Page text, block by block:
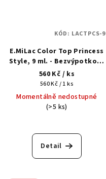
E.MiLac Color Top Princess
Style, 9 ml. - Bezvýpotkový
barevný top
560 Kč / ks
Měrná
cena:
560 Kč / 1 ks
Momentálně nedostupné
(>5 ks)
Detail
KÓD: LACTPCS-9